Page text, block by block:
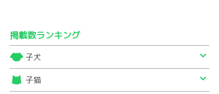
掲載数ランキング
子犬
子猫